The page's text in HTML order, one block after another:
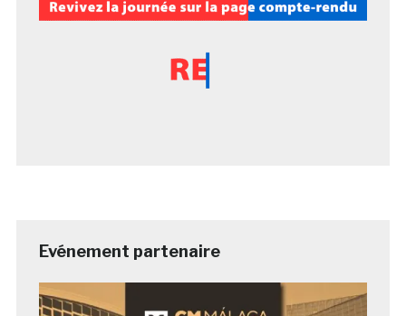
Evénement partenaire